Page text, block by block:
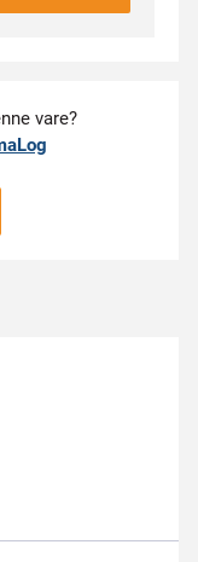
vare?